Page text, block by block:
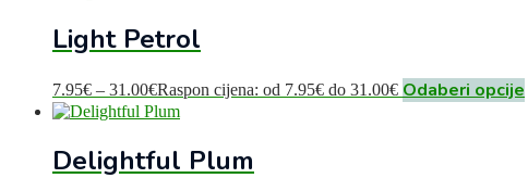
Light Petrol
7.95€ – 31.00€Raspon cijena: od 7.95€ do 31.00€ Odaberi opcije
Delightful Plum